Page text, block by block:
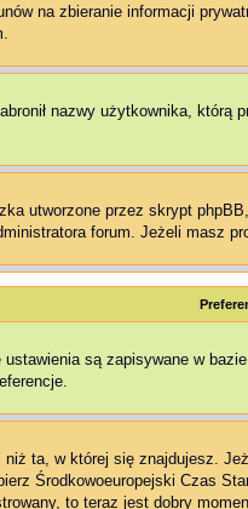
na zbieranie informacji
nazwy użytkownika,
utworzone przez skrypt
forum. Jeżeli masz
są zapisywane w
ta, w której się znajdujesz.
Środkowoeuropejski Czas
to teraz jest dobry